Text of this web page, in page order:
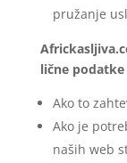
pružanje
lične
Ako to
Ako je
naših web